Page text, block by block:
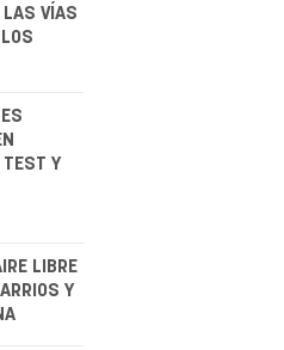
LAS VÍAS
TEST Y
LIBRE
Y